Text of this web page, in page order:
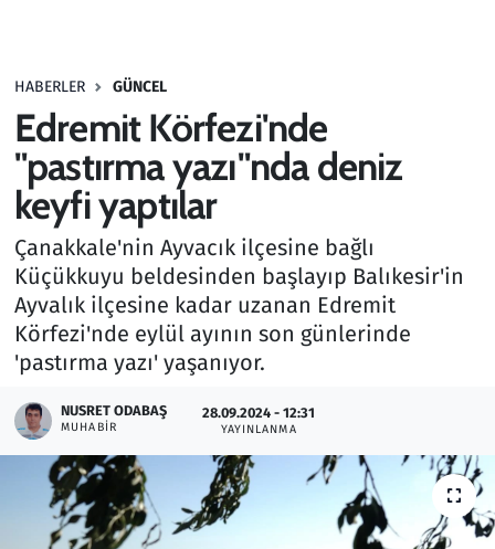
HABERLER GÜNCEL
Edremit Körfezi'nde
"pastırma yazı"nda deniz
keyfi yaptılar
Çanakkale'nin Ayvacık ilçesine bağlı
Küçükkuyu beldesinden başlayıp Balıkesir'in
Ayvalık ilçesine kadar uzanan Edremit
Körfezi'nde eylül ayının son günlerinde
'pastırma yazı' yaşanıyor.
NUSRET ODABAŞ
MUHABIR
28.09.2024 - 12:31
YAYINLANMA
Haber
Kültür Sanat
Kurumsal Haberler
Lezzet Durağı
Memur ve Kamu
Otomobil
Oyun
Ramazan